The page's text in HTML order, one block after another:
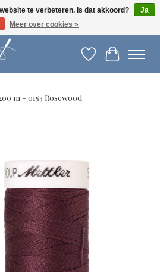
Verlanglijst
m - 0153 Rosewood
te verbeteren. Is dat akkoord?
Ja
Meer over cookies »